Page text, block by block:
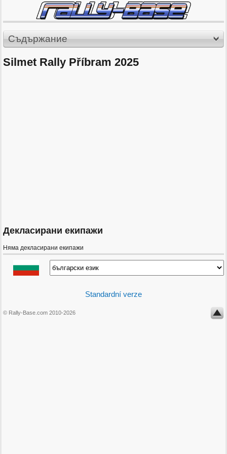
Съдържание
Silmet Rally Příbram 2025
Декласирани екипажи
Няма декласирани екипажи
Standardní verze
© Rally-Base.com 2010-2026